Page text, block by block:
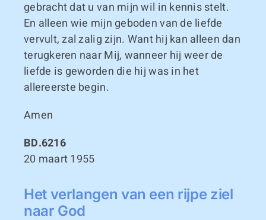
gebracht dat u van mijn wil in kennis stelt.
En alleen wie mijn geboden van de liefde
vervult, zal zalig zijn. Want hij kan alleen dan
terugkeren naar Mij, wanneer hij weer de
liefde is geworden die hij was in het
allereerste begin.
Amen
BD.6216
20 maart 1955
Het verlangen van een rijpe ziel
naar God